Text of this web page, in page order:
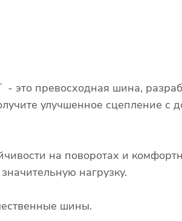
превосходная шина,
улучшенное сцепление с
на поворотах и
нагрузку.
шины.